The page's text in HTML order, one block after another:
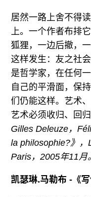
居然一路上舍不得
上。一个作者布排
狐狸，一边后撤，
这样发生：友之社
是哲学家，在任何
自己的平滑面，保
们仍能这样。艺术
艺术必须收归、回归
Gilles Deleuze，
la philosophie?》，
Paris，2005年11月
凯瑟琳.马勒布 -《